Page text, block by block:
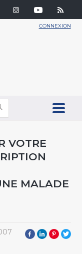
CONNEXION
VOTRE
MALADE